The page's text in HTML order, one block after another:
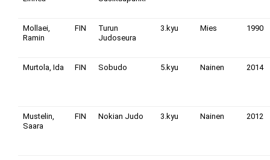
Mollaei,
Ramin
FIN
Turun
Judoseura
3.kyu Mies 1990
Murtola, Ida FIN Sobudo 5.kyu Nainen 2014
Mustelin,
Saara
FIN Nokian Judo 3.kyu Nainen 2012